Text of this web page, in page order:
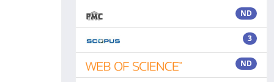
ND
3
ND